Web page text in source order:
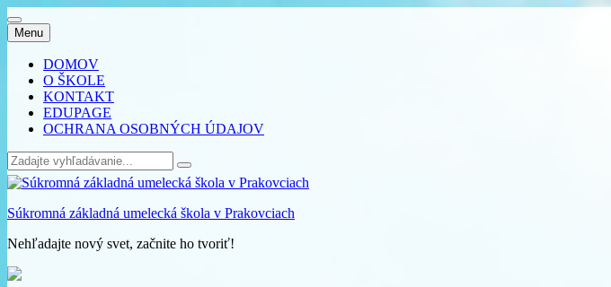
Menu Skip
to
content
DOMOV
O ŠKOLE
KONTAKT
EDUPAGE
OCHRANA OSOBNÝCH ÚDAJOV
Search
for:
Súkromná základná umelecká škola v Prakovciach
Nehľadajte nový svet, začnite ho tvoriť!